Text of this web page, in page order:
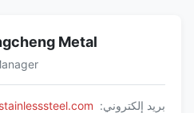
Metal
بريد إلكتروني: